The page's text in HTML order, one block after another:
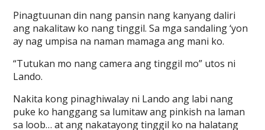
Pinagtuunan din nang pansin nang kanyang daliri
ang nakalitaw ko nang tinggil. Sa mga sandaling ‘yon
ay nag umpisa na naman mamaga ang mani ko.
“Tutukan mo nang camera ang tinggil mo” utos ni
Lando.
Nakita kong pinaghiwalay ni Lando ang labi nang
puke ko hanggang sa lumitaw ang pinkish na laman
sa loob… at ang nakatayong tinggil ko na halatang